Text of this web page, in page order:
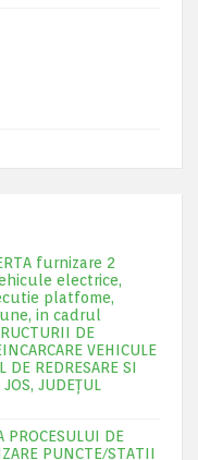
furnizare 2
electrice,
platfome,
in cadrul
DE
VEHICULE
REDRESARE SI
JUDEŢUL
PROCESULUI DE
PUNCTE/STATII